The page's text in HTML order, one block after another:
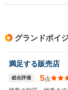
グランドボイ
満足する販売店
総合評価 5点